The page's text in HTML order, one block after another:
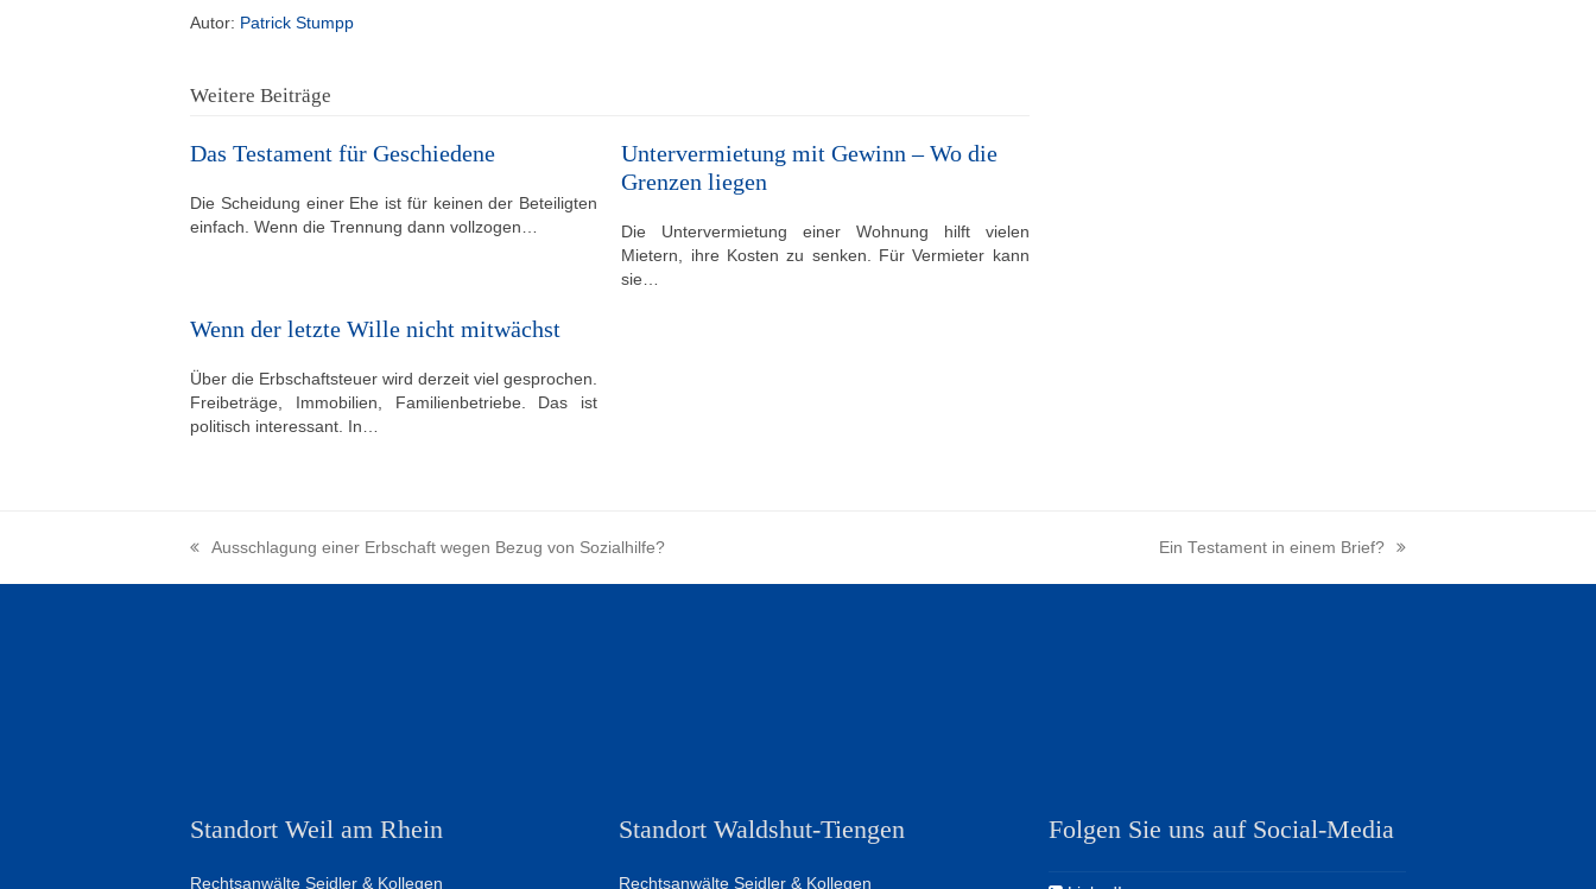
Autor: Patrick Stumpp
Weitere Beiträge
Das Testament für Geschiedene
Die Scheidung einer Ehe ist für keinen der Beteiligten
einfach. Wenn die Trennung dann vollzogen…
Untervermietung mit Gewinn – Wo die
Grenzen liegen
Die Untervermietung einer Wohnung hilft vielen
Mietern, ihre Kosten zu senken. Für Vermieter kann
sie…
Wenn der letzte Wille nicht mitwächst
Über die Erbschaftsteuer wird derzeit viel gesprochen.
Freibeträge, Immobilien, Familienbetriebe. Das ist
politisch interessant. In…
Beitrag:
Ausschlagung einer Erbschaft wegen Bezug von Sozialhilfe?
Beitrag:
Ein Testament in einem Brief?
Standort Weil am Rhein
Rechtsanwälte Seidler & Kollegen
Standort Waldshut-Tiengen
Rechtsanwälte Seidler & Kollegen
Folgen Sie uns auf Social-Media